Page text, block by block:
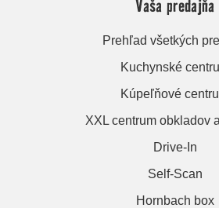
Vaša predajňa
Prehľad všetkých
Kuchynské
Kúpeľňové
XXL centrum obkladov
Drive-In
Self-Scan
Hornbach box